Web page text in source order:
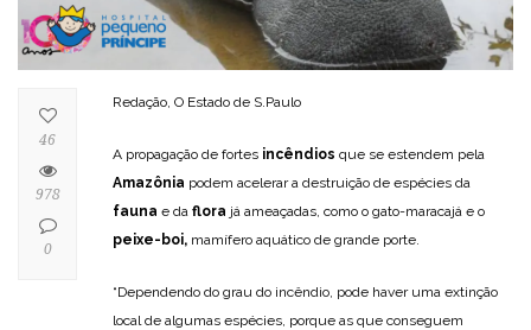
Redação, O Estado de S.Paulo
A propagação de fortes incêndios que se estendem pela
Amazônia podem acelerar a destruição de espécies da
fauna e da flora já ameaçadas, como o gato-maracajá e o
peixe-boi, mamífero aquático de grande porte.
“Dependendo do grau do incêndio, pode haver uma extinção
local de algumas espécies, porque as que conseguem
46
978
0